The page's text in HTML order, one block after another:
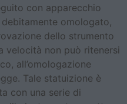
con apparecchio
omologato,
dello strumento
velocità non può ritenersi
all’omologazione
Tale statuizione è
con una serie di